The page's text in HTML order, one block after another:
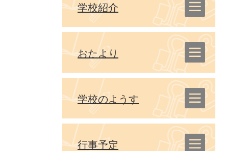
学校紹介
おたより
学校のようす
行事予定